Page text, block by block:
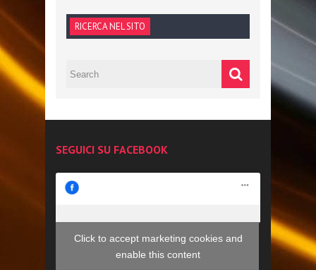
RICERCA NEL SITO
SEGUICI SU FACEBOOK
Click to accept marketing cookies and
enable this content